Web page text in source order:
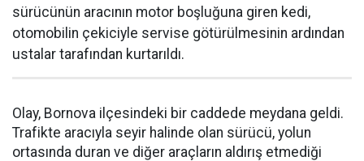
sürücünün aracının motor boşluğuna giren kedi,
otomobilin çekiciyle servise götürülmesinin ardından
ustalar tarafından kurtarıldı.
Olay, Bornova ilçesindeki bir caddede meydana geldi.
Trafikte aracıyla seyir halinde olan sürücü, yolun
ortasında duran ve diğer araçların aldırış etmediği